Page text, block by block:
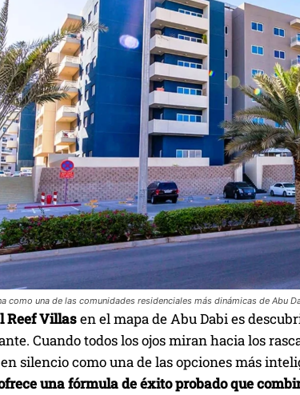
como una de las comunidades residenciales más dinámicas de Abu
Reef Villasen el mapa de Abu Dabi es
Cuando todos los ojos miran hacia los
silencio como una de las opciones más
una fórmula de éxito probado que